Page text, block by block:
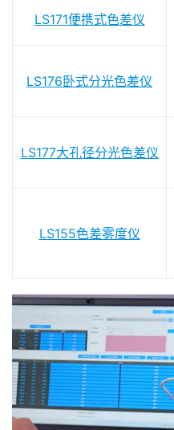
LS171便携式色差仪
LS176卧式分光色差仪
LS177大孔径分光色差仪
LS155色差雾度仪